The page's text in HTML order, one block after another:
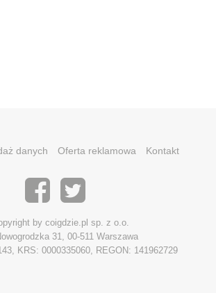
danych Oferta reklamowa Kontakt
by coigdzie.pl sp. z o.o.
31, 00-511 Warszawa
KRS: 0000335060, REGON: 141962729